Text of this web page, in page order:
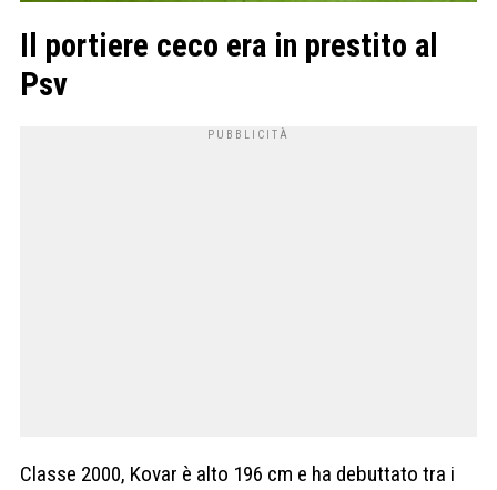
Il portiere ceco era in prestito al
Psv
Classe 2000, Kovar è alto 196 cm e ha debuttato tra i